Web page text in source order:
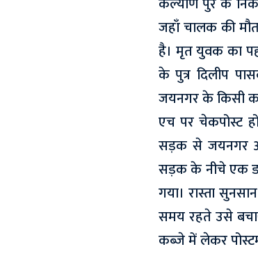
जहाँ चालक की
है। मृत युवक का
के पुत्र दिलीप
जयनगर के किसी
एच पर चेकपोस्ट
सड़क से जयनगर आ
सड़क के नीचे एक
गया। रास्ता
समय रहते उसे
कब्जे में लेकर